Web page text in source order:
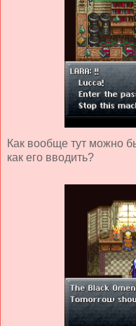
Как вообще тут можно
как его вводить?